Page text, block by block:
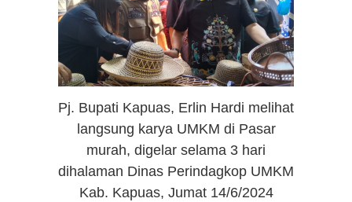
Pj. Bupati Kapuas, Erlin Hardi melihat
langsung karya UMKM di Pasar
murah, digelar selama 3 hari
dihalaman Dinas Perindagkop UMKM
Kab. Kapuas, Jumat 14/6/2024